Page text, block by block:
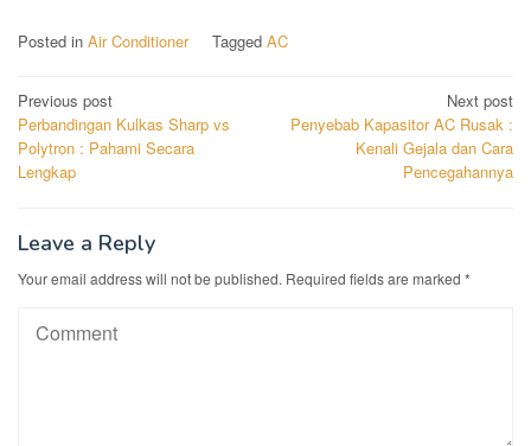
Posted in Air Conditioner Tagged AC
Post
navigation
Previous post
Perbandingan Kulkas Sharp vs
Polytron : Pahami Secara
Lengkap
Next post
Penyebab Kapasitor AC Rusak :
Kenali Gejala dan Cara
Pencegahannya
Leave a Reply
Your email address will not be published. Required fields are marked *